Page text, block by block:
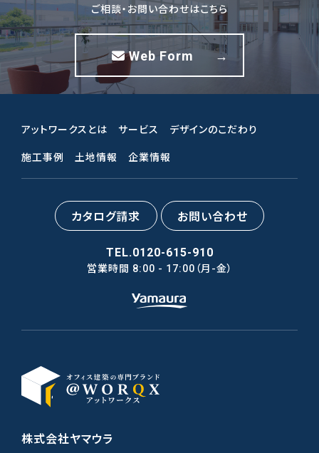
ご相談・お問い合わせはこちら
Web Form →
アットワークスとは サービス
デザインのこだわり
施工事例
土地情報 企業情報
株式会社ヤマウラ
お問い合わせ
カタログ請求
TEL.0120-615-910
営業時間 8:00 - 17:00 （月-金）